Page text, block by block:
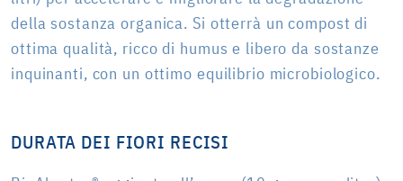
della sostanza organica. Si otterrà un compost di
ottima qualità, ricco di humus e libero da sostanze
inquinanti, con un ottimo equilibrio microbiologico.
DURATA DEI FIORI RECISI